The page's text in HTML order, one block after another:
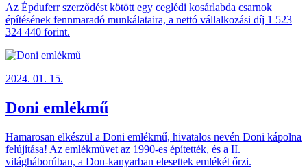
Az Épduferr szerződést kötött egy ceglédi kosárlabda csarnok
építésének fennmaradó munkálataira, a nettó vállalkozási díj 1 523
324 440 forint.
2024. 01. 15.
Doni emlékmű
Hamarosan elkészül a Doni emlékmű, hivatalos nevén Doni kápolna
felújítása! Az emlékművet az 1990-es építették, és a II.
világháborúban, a Don-kanyarban elesettek emlékét őrzi.